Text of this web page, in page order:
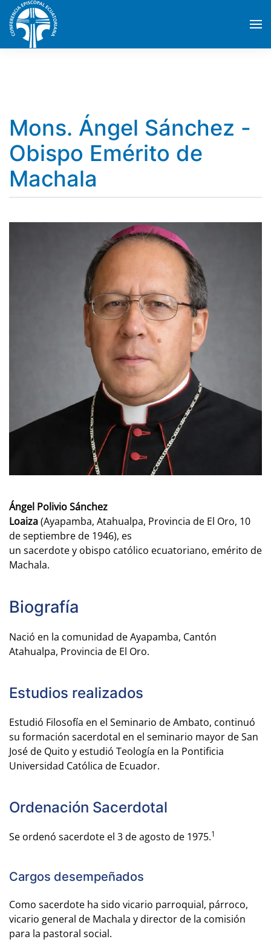
Skip to main content
Mons. Ángel Sánchez -
Obispo Emérito de
Machala
Ángel Polivio Sánchez
Loaiza(Ayapamba, Atahualpa, Provincia de El Oro, 10
de septiembre de 1946), es
un sacerdote y obispo católico ecuatoriano, emérito de
Machala.
Biografía
Nació en la comunidad de Ayapamba, Cantón
Atahualpa, Provincia de El Oro.
Estudios realizados
Estudió Filosofía en el Seminario de Ambato, continuó
su formación sacerdotal en el seminario mayor de San
José de Quito y estudió Teología en la Pontificia
Universidad Católica de Ecuador.
Ordenación Sacerdotal
Se ordenó sacerdote el 3 de agosto de 1975.1
Cargos desempeñados
Como sacerdote ha sido vicario parroquial, párroco,
vicario general de Machala y director de la comisión
para la pastoral social.